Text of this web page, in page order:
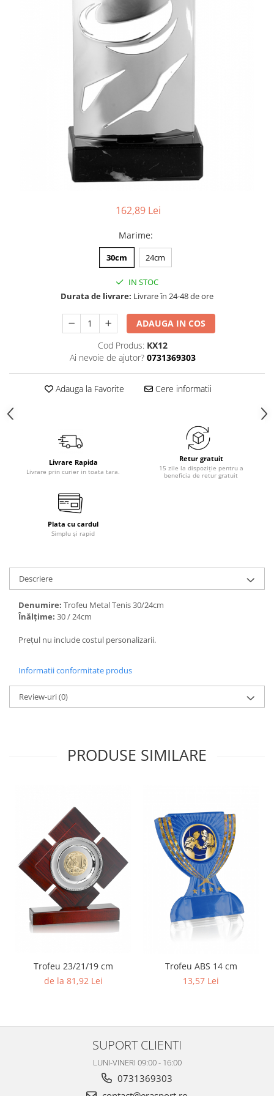
162,89 Lei
Marime:
30cm 24cm
IN STOC
Durata de livrare: Livrare în 24-48 de ore
ADAUGA IN COS
Cod Produs: KX12
Ai nevoie de ajutor? 0731369303
Adauga la Favorite Cere informatii
Livrare Rapida
Livrare prin curier in toata tara.
Retur gratuit
15 zile la dispoziție pentru a
beneficia de retur gratuit
Plata cu cardul
Simplu și rapid
Descriere
Denumire: Trofeu Metal Tenis 30/24cm
Înălțime: 30 / 24cm
Prețul nu include costul personalizarii.
Informatii conformitate produs
Review-uri(0)
PRODUSE SIMILARE
Trofeu 23/21/19 cm
de la 81,92 Lei
Trofeu ABS 14 cm
13,57 Lei
SUPORT CLIENTI
LUNI-VINERI 09:00 - 16:00
0731369303